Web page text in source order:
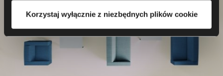
Korzystaj wyłącznie z niezbędnych plików cookie